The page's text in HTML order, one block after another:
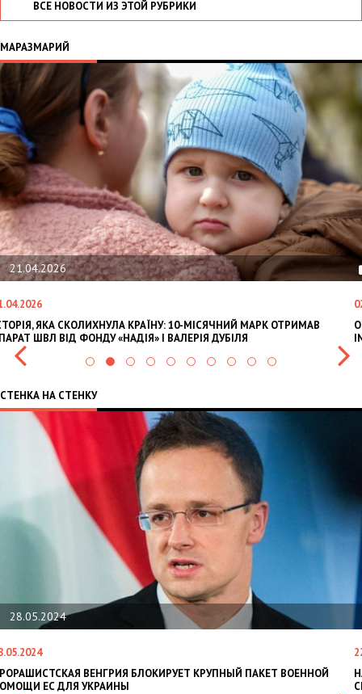
ВСЕ НОВОСТИ ИЗ ЭТОЙ РУБРИКИ
МАРАЗМАРИЙ
21.04.2026
ЯКА СКОЛИХНУЛА КРАЇНУ: 10-МІСЯЧНИЙ МАРК ОТРИМАВ
ШВЛ ВІД ФОНДУ «НАДІЯ» І ВАЛЕРІЯ ДУБІЛЯ
СТЕНКА НА СТЕНКУ
28.05.2024
ВЕНГРИЯ БЛОКИРУЕТ КРУПНЫЙ ПАКЕТ ВОЕННОЙ
ЕС ДЛЯ УКРАИНЫ